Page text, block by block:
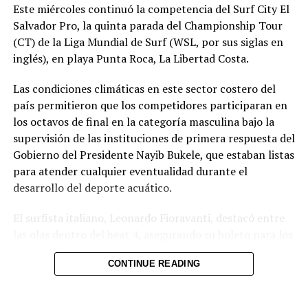
Este miércoles continuó la competencia del Surf City El
Salvador Pro, la quinta parada del Championship Tour
(CT) de la Liga Mundial de Surf (WSL, por sus siglas en
inglés), en playa Punta Roca, La Libertad Costa.
Las condiciones climáticas en este sector costero del
país permitieron que los competidores participaran en
los octavos de final en la categoría masculina bajo la
supervisión de las instituciones de primera respuesta del
Gobierno del Presidente Nayib Bukele, que estaban listas
para atender cualquier eventualidad durante el
desarrollo del deporte acuático.
El surfista italiano, Leonardo Fioravanti, destacó entre
cuartos de final. Con su desempeño logró una
puntuación total de 15.50.CONTINUE READING